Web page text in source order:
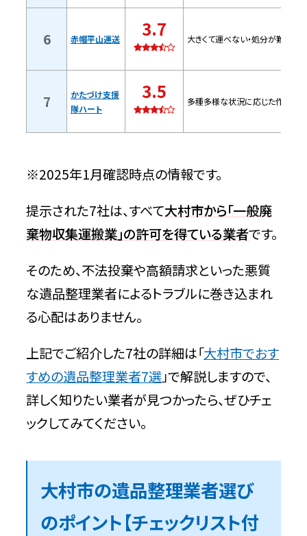
問い合わせ時の基本情報
赤帽平山運送【大村市の許可業者】
特徴
かたづけ支援隊ハート【大村市の許可業
特徴
問い合わせ時の基本情報
大村市の遺品整理業者選びから依頼ま
ステップ1：自治体の公式サイトで許可業
者を確認する
ステップ2：許可業者から遺品整理に対応
ステップ3：業者に連絡して見積もりを依
頼する
6 赤帽平山運送 3.7 大きくて運べない・処分が難しい
7
かたづけ支援
隊ハート
3.5 多種多様な状況に応じた作業を
※2025年1月確認時点の情報です。
提示された7社は、すべて大村市から「一般廃
棄物収集運搬業」の許可を得ている業者です。
そのため、不法投棄や高額請求といった悪質
な遺品整理業者によるトラブルに巻き込まれ
る心配はありません。
上記でご紹介した7社の詳細は「大村市でおす
すめの遺品整理業者7選」で解説しますので、
詳しく知りたい業者が見つかったら、ぜひチェ
ックしてみてください。
大村市の遺品整理業者選び
のポイント【チェックリスト付